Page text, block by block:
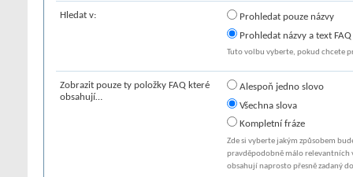
Hledat v:
Prohledat pouze názvy
Prohledat názvy a text FAQ
Tuto volbu vyberte, pokud chcete
Zobrazit pouze ty položky FAQ které
obsahují…
Alespoň jedno slovo
Všechna slova
Kompletní fráze
Zde si vyberte jakým způsobem
pravděpodobně málo relevantních
obsahují naprosto přesně zadaný